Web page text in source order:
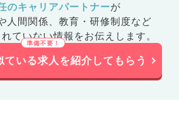
のキャリアパートナーが
人間関係、 教育・研修制度など
ていない情報をお伝えします。
ている求人を紹介してもらう